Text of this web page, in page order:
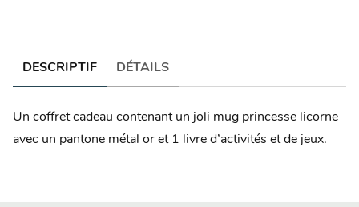
DESCRIPTIF DÉTAILS
Un coffret cadeau contenant un joli mug princesse licorne
avec un pantone métal or et 1 livre d’activités et de jeux.